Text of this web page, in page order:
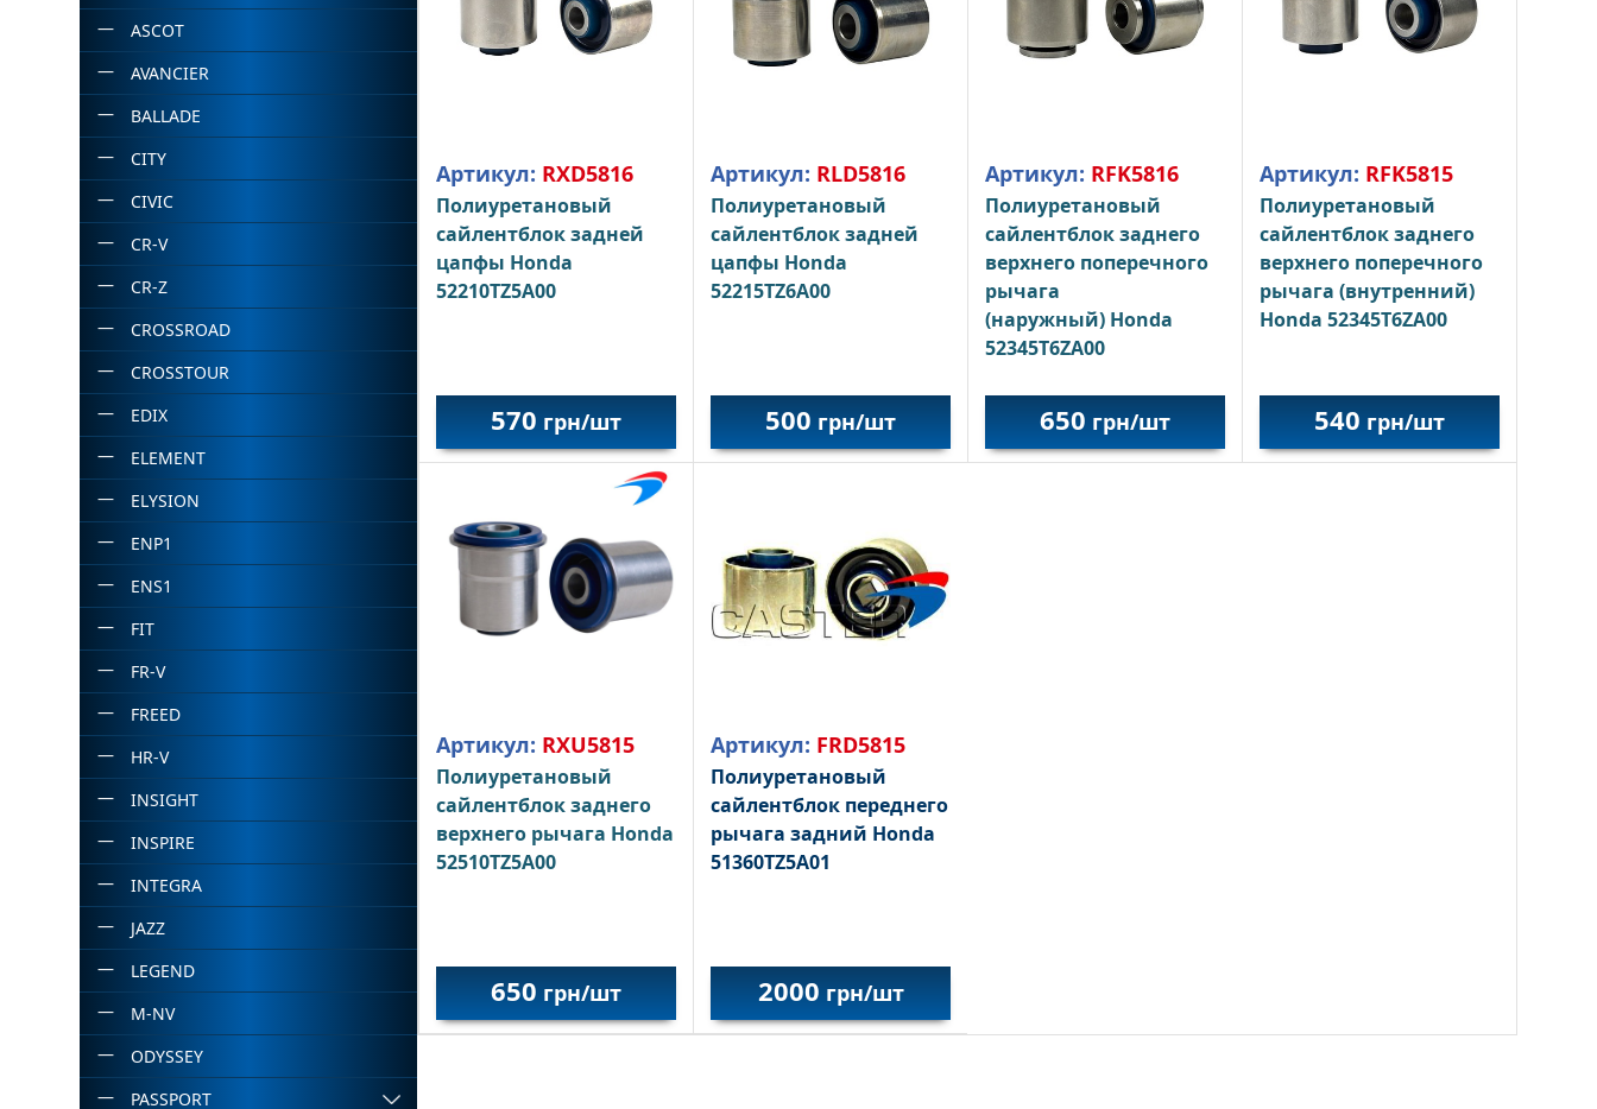
ASCOT
AVANCIER
BALLADE
CITY
CIVIC
CR-V
CR-Z
CROSSROAD
CROSSTOUR
EDIX
ELEMENT
ELYSION
ENP1
ENS1
FIT
FR-V
FREED
HR-V
INSIGHT
INSPIRE
INTEGRA
JAZZ
LEGEND
M-NV
ODYSSEY
PASSPORT
Артикул: RXD5816
Полиуретановый
сайлентблок задней
цапфы Honda
52210TZ5A00
570 грн/шт
Артикул: RLD5816
Полиуретановый
сайлентблок задней
цапфы Honda
52215TZ6A00
500 грн/шт
Артикул: RFK5816
Полиуретановый
сайлентблок заднего
верхнего поперечного
рычага
(наружный) Honda
52345T6ZA00
650 грн/шт
Артикул: RFK5815
Полиуретановый
сайлентблок заднего
верхнего поперечного
рычага (внутренний)
Honda 52345T6ZA00
540 грн/шт
Артикул: RXU5815
Полиуретановый
сайлентблок заднего
верхнего рычага Honda
52510TZ5A00
650 грн/шт
Артикул: FRD5815
Полиуретановый
сайлентблок переднего
рычага задний Honda
51360TZ5A01
2000 грн/шт